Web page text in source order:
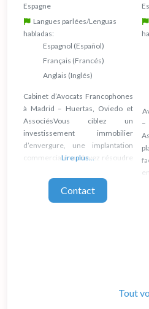
Espagne
Langues parlées/Lenguas
habladas:
Espagnol (Español)
Français (Francés)
Anglais (Inglés)
Cabinet d’Avocats Francophones
à Madrid – Huertas, Oviedo et
AssociésVous ciblez un
investissement immobilier
d’envergure, une implantation
commerciale ou devez résoudre
capitale espagnole ? Sécurisez
vos démarches en mandatant
Lire plus...
Contact
Tout